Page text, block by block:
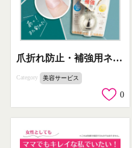
爪折れ防止・補強用ネイルプロテクター
Category 美容サービス
0